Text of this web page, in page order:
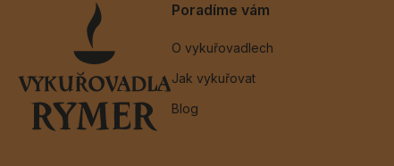
Poradíme vám
O vykuřovadlech
Jak vykuřovat
Blog